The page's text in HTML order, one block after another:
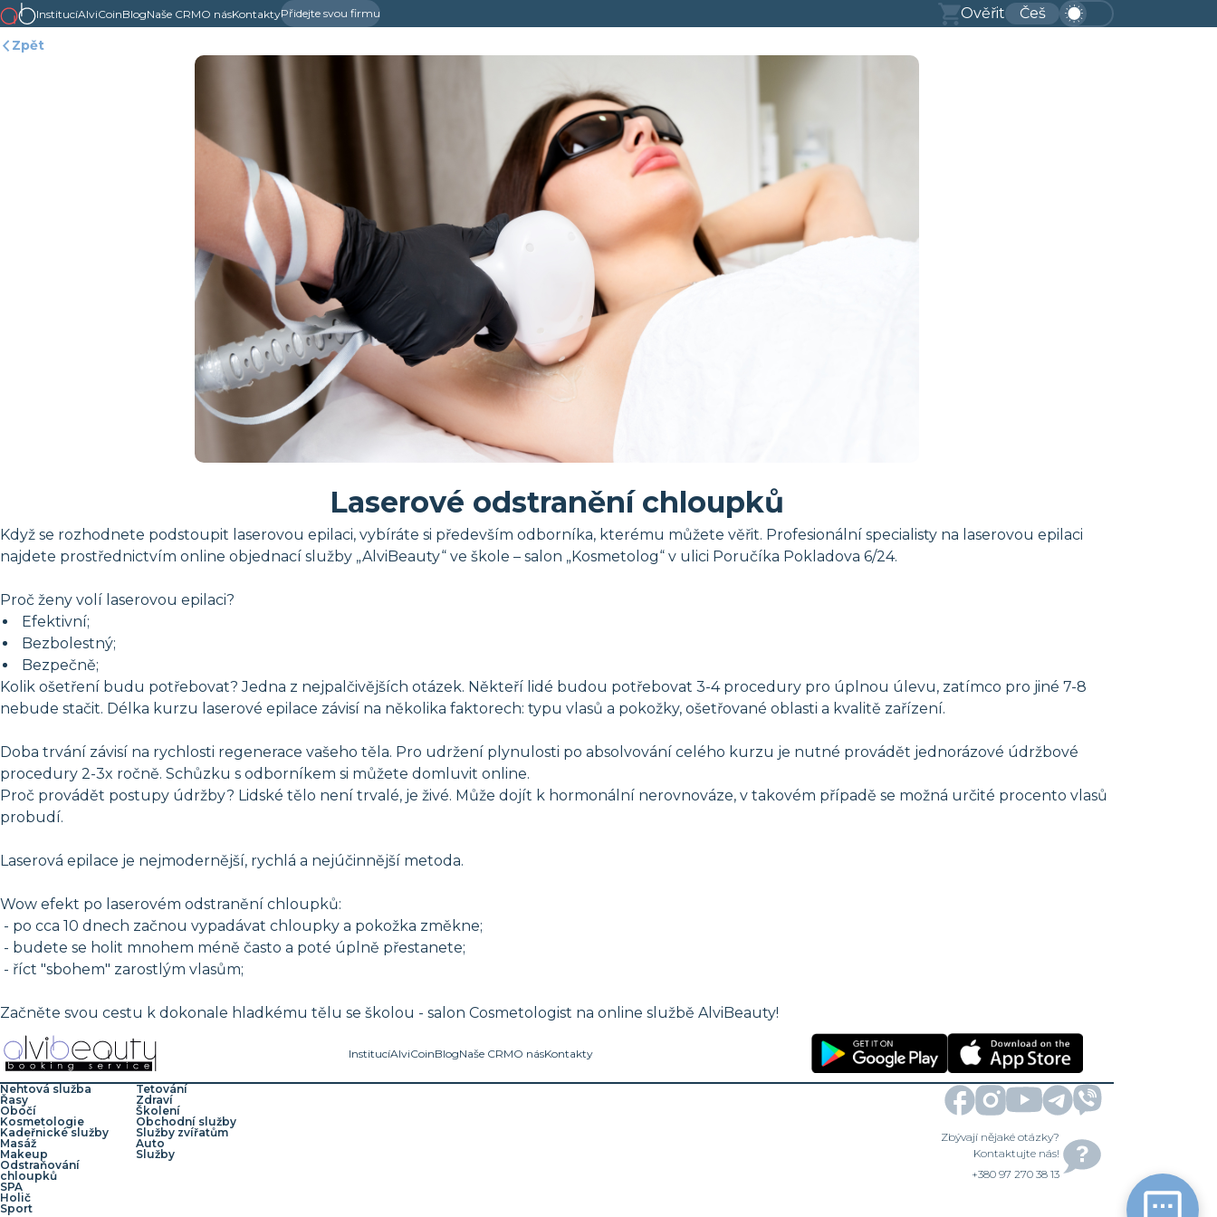
InstitucíAlviCoinBlogNaše CRMO násKontaktyPřidejte svou firmu Ověřit Češ
Zpět
Laserové odstranění chloupků
Když se rozhodnete podstoupit laserovou epilaci, vybíráte si především odborníka, kterému můžete věřit. Profesionální specialisty na laserovou epilaci
najdete prostřednictvím online objednací služby „AlviBeauty“ ve škole – salon „Kosmetolog“ v ulici Poručíka Pokladova 6/24.
Proč ženy volí laserovou epilaci?
Efektivní;
Bezbolestný;
Bezpečně;
Kolik ošetření budu potřebovat? Jedna z nejpalčivějších otázek. Někteří lidé budou potřebovat 3-4 procedury pro úplnou úlevu, zatímco pro jiné 7-8
nebude stačit. Délka kurzu laserové epilace závisí na několika faktorech: typu vlasů a pokožky, ošetřované oblasti a kvalitě zařízení.
Doba trvání závisí na rychlosti regenerace vašeho těla. Pro udržení plynulosti po absolvování celého kurzu je nutné provádět jednorázové údržbové
procedury 2-3x ročně. Schůzku s odborníkem si můžete domluvit online.
Proč provádět postupy údržby? Lidské tělo není trvalé, je živé. Může dojít k hormonální nerovnováze, v takovém případě se možná určité procento vlasů
probudí.
Laserová epilace je nejmodernější, rychlá a nejúčinnější metoda.
Wow efekt po laserovém odstranění chloupků:
- po cca 10 dnech začnou vypadávat chloupky a pokožka změkne;
- budete se holit mnohem méně často a poté úplně přestanete;
- říct "sbohem" zarostlým vlasům;
Začněte svou cestu k dokonale hladkému tělu se školou - salon Cosmetologist na online službě AlviBeauty!
InstitucíAlviCoinBlogNaše CRMO násKontakty
Nehtová služba
Řasy
Obočí
Kosmetologie
Kadeřnické služby
Masáž
Makeup
Odstraňování
chloupků
SPA
Holič
Sport
Tetování
Zdraví
Školení
Obchodní služby
Služby zvířatům
Auto
Služby
Zbývají nějaké otázky?
Kontaktujte nás!
+380 97 270 38 13